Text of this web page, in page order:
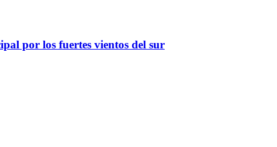
por los fuertes vientos del sur